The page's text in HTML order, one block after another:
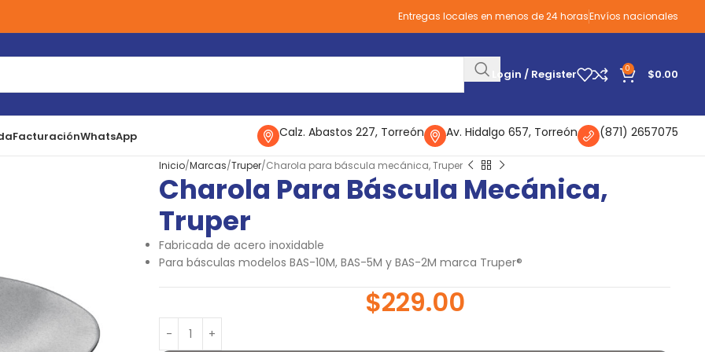
Entregas locales en menos de 24 horasEnvíos nacionales
Login / Register 0 $0.00
FacturaciónWhatsApp Calz. Abastos 227, Torreón Av. Hidalgo 657, Torreón (871) 2657075
Inicio Marcas Truper Charola para báscula mecánica, Truper
Charola Para Báscula Mecánica,
Truper
Fabricada de acero inoxidable
Para básculas modelos BAS-10M, BAS-5M y BAS-2M marca Truper®
$229.00